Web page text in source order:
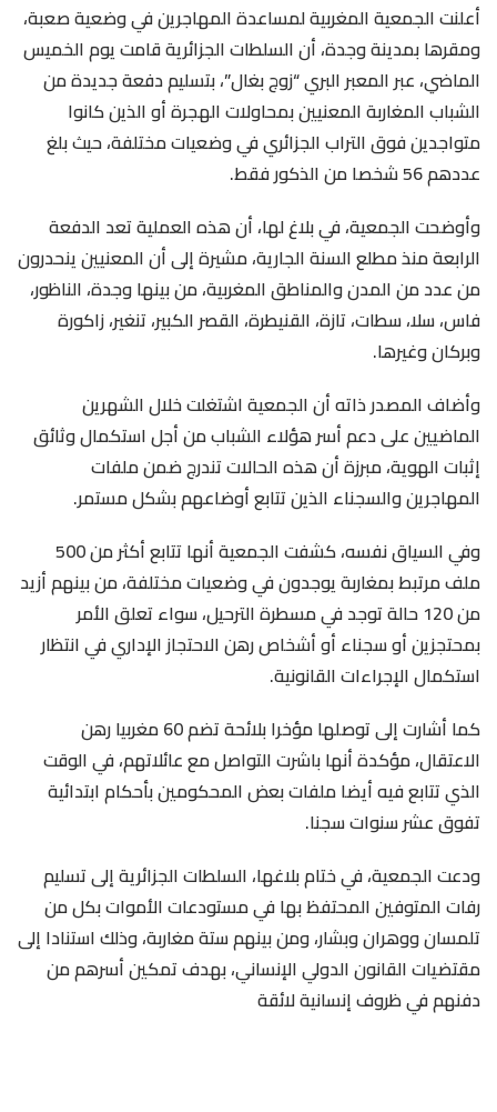
أعلنت الجمعية المغربية لمساعدة المهاجرين في وضعية صعبة،
ومقرها بمدينة وجدة، أن السلطات الجزائرية قامت يوم الخميس
الماضي، عبر المعبر البري “زوج بغال”، بتسليم دفعة جديدة من
الشباب المغاربة المعنيين بمحاولات الهجرة أو الذين كانوا
متواجدين فوق التراب الجزائري في وضعيات مختلفة، حيث بلغ
عددهم 56 شخصا من الذكور فقط.
وأوضحت الجمعية، في بلاغ لها، أن هذه العملية تعد الدفعة
الرابعة منذ مطلع السنة الجارية، مشيرة إلى أن المعنيين ينحدرون
من عدد من المدن والمناطق المغربية، من بينها وجدة، الناظور،
فاس، سلا، سطات، تازة، القنيطرة، القصر الكبير، تنغير، زاكورة
وبركان وغيرها.
وأضاف المصدر ذاته أن الجمعية اشتغلت خلال الشهرين
الماضيين على دعم أسر هؤلاء الشباب من أجل استكمال وثائق
إثبات الهوية، مبرزة أن هذه الحالات تندرج ضمن ملفات
المهاجرين والسجناء الذين تتابع أوضاعهم بشكل مستمر.
وفي السياق نفسه، كشفت الجمعية أنها تتابع أكثر من 500
ملف مرتبط بمغاربة يوجدون في وضعيات مختلفة، من بينهم أزيد
من 120 حالة توجد في مسطرة الترحيل، سواء تعلق الأمر
بمحتجزين أو سجناء أو أشخاص رهن الاحتجاز الإداري في انتظار
استكمال الإجراءات القانونية.
كما أشارت إلى توصلها مؤخرا بلائحة تضم 60 مغربيا رهن
الاعتقال، مؤكدة أنها باشرت التواصل مع عائلاتهم، في الوقت
الذي تتابع فيه أيضا ملفات بعض المحكومين بأحكام ابتدائية
تفوق عشر سنوات سجنا.
ودعت الجمعية، في ختام بلاغها، السلطات الجزائرية إلى تسليم
رفات المتوفين المحتفظ بها في مستودعات الأموات بكل من
تلمسان ووهران وبشار، ومن بينهم ستة مغاربة، وذلك استنادا إلى
مقتضيات القانون الدولي الإنساني، بهدف تمكين أسرهم من
دفنهم في ظروف إنسانية لائقة